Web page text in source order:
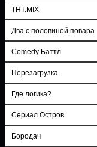
ТНТ.MIX
Два с половиной повара
Comedy Баттл
Перезагрузка
Где логика?
Сериал Остров
Бородач